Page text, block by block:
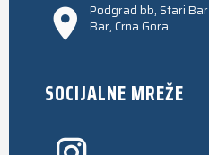
Podgrad bb, Stari Bar
Bar, Crna Gora
SOCIJALNE MREŽE